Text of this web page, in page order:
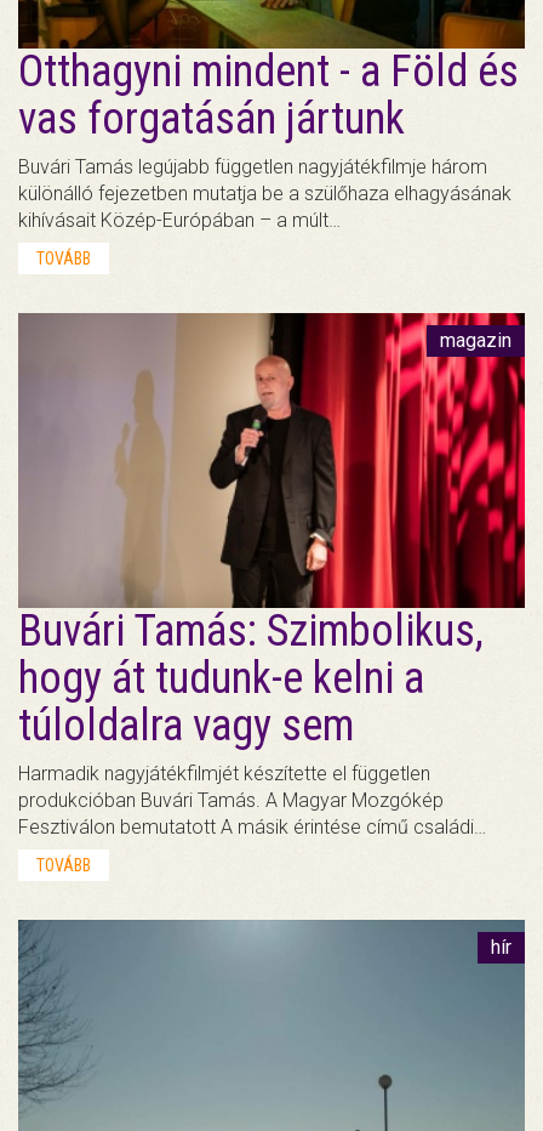
Otthagyni mindent - a Föld és
vas forgatásán jártunk
Buvári Tamás legújabb független nagyjátékfilmje három
különálló fejezetben mutatja be a szülőhaza elhagyásának
kihívásait Közép-Európában – a múlt…
TOVÁBB
magazin
Buvári Tamás: Szimbolikus,
hogy át tudunk-e kelni a
túloldalra vagy sem
Harmadik nagyjátékfilmjét készítette el független
produkcióban Buvári Tamás. A Magyar Mozgókép
Fesztiválon bemutatott A másik érintése című családi…
TOVÁBB
hír